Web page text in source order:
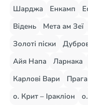
Шарджа
Енкамп
Відень
Мета ам Зеї
Золоті піски
Айя Напа
Ларнака
Карлові Вари
Прага
о. Крит – Іракліон